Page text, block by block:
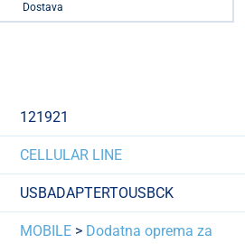
Dostava
121921
CELLULAR LINE
USBADAPTERTOUSBCK
MOBILE> Dodatna oprema za